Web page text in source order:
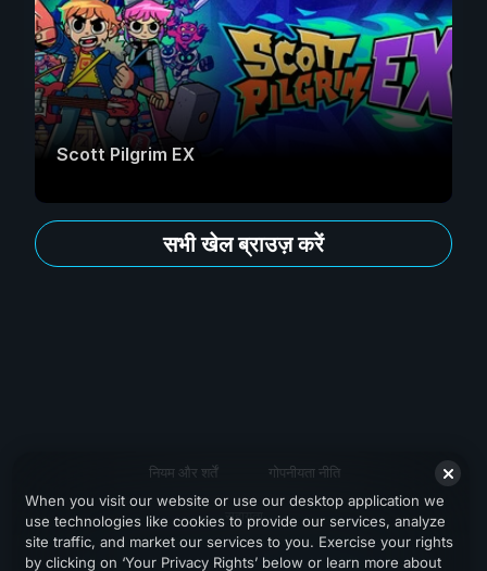
Scott Pilgrim EX
सभी खेल ब्राउज़ करें
नियम और शर्तें गोपनीयता नीति
सहायता
When you visit our website or use our desktop application we
use technologies like cookies to provide our services, analyze
site traffic, and market our services to you. Exercise your rights
by clicking on ‘Your Privacy Rights’ below or learn more about